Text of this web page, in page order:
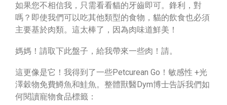
如果您不相信我，只需看看貓的牙齒即可。鋒利，對
嗎？即使我們可以吃其他類型的食物，貓的飲食也必須
主要基於肉類。這太棒了，因為肉味道鮮美！
媽媽！請取下此盤子，給我帶來一些肉！請。
這更像是它！我得到了一些Petcurean Go！敏感性 +光
澤穀物免費鱒魚和鮭魚。整體獸醫Dym博士告訴我們如
何閱讀寵物食品標籤：